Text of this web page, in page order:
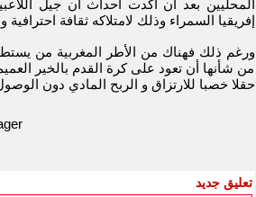
المحليين بعد أن أكدت أحداث أن جيل
إفريقيا السمراء وذلك لامتلاكه ثقافة
ورغم ذلك فهناك من الأطر المغربية من
من شأنها أن تعود على كرة القدم بالخير
حقلا خصبا للارتزاق و الربح المادي دون
تعليق جديد